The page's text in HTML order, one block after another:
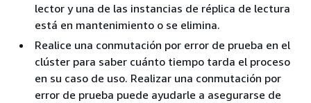
lector y una de las instancias de réplica de lectura
está en mantenimiento o se elimina.
Realice una conmutación por error de prueba en el
clúster para saber cuánto tiempo tarda el proceso
en su caso de uso. Realizar una conmutación por
error de prueba puede ayudarle a asegurarse de